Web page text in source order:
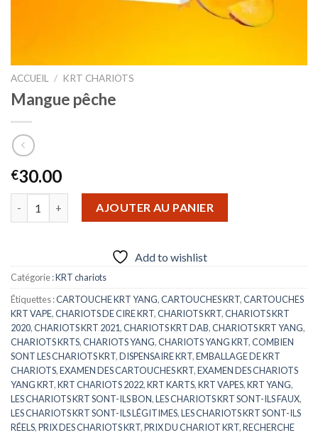
ACCUEIL / KRT CHARIOTS
Mangue pêche
€30.00
quantité de Mangue pêcheAJOUTER AU PANIER
Add to wishlist
Catégorie :KRT chariots
Étiquettes :CARTOUCHE KRT YANG,CARTOUCHES KRT,CARTOUCHES
KRT VAPE,CHARIOTS DE CIRE KRT,CHARIOTS KRT,CHARIOTS KRT
2020,CHARIOTS KRT 2021,CHARIOTS KRT DAB,CHARIOTS KRT YANG,
CHARIOTS KRTS,CHARIOTS YANG,CHARIOTS YANG KRT,COMBIEN
SONT LES CHARIOTS KRT,DISPENSAIRE KRT,EMBALLAGE DE KRT
CHARIOTS,EXAMEN DES CARTOUCHES KRT,EXAMEN DES CHARIOTS
YANG KRT,KRT CHARIOTS 2022,KRT KARTS,KRT VAPES,KRT YANG,
LES CHARIOTS KRT SONT-ILS BON,LES CHARIOTS KRT SONT-ILS FAUX,
LES CHARIOTS KRT SONT-ILS LÉGITIMES,LES CHARIOTS KRT SONT-ILS
RÉELS,PRIX DES CHARIOTS KRT,PRIX DU CHARIOT KRT,RECHERCHE